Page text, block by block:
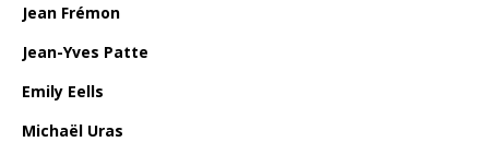
Jean Frémon
Jean-Yves Patte
Emily Eells
Michaël Uras